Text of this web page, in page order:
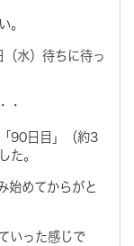
。
水）待ちに待っ
・
90日目」（約3
た。
始めてからがと
いった感じで